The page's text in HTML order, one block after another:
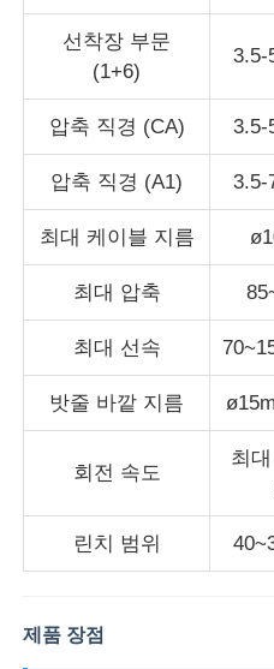
공장 투어
뉴스
모든 케이스
선착장 부문
(1+6)
3.5-
압축 직경 (CA) 3.5-
압축 직경 (A1) 3.5-
최대 케이블 지름
최대 압축
최대 선속
밧줄 바깥 지름
회전 속도
최
린치 범위
제품 장점